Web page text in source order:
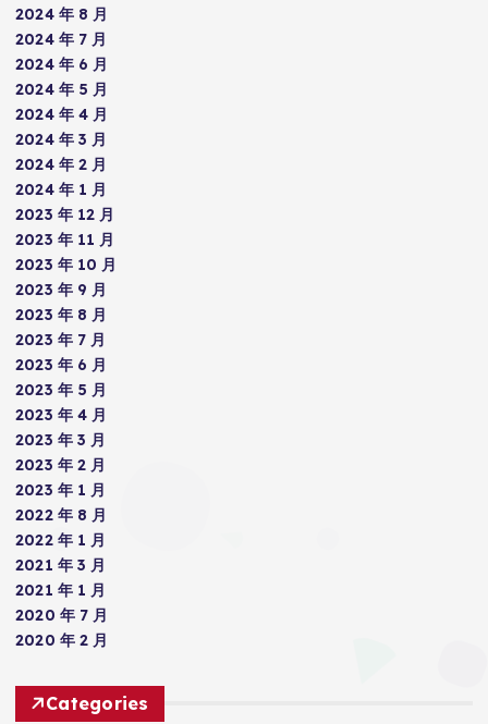
2024 年 8 月
2024 年 7 月
2024 年 6 月
2024 年 5 月
2024 年 4 月
2024 年 3 月
2024 年 2 月
2024 年 1 月
2023 年 12 月
2023 年 11 月
2023 年 10 月
2023 年 9 月
2023 年 8 月
2023 年 7 月
2023 年 6 月
2023 年 5 月
2023 年 4 月
2023 年 3 月
2023 年 2 月
2023 年 1 月
2022 年 8 月
2022 年 1 月
2021 年 3 月
2021 年 1 月
2020 年 7 月
2020 年 2 月
Categories